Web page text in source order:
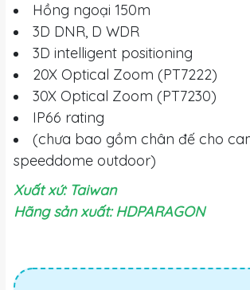
Hồng ngoại 150m
3D DNR, D WDR
3D intelligent positioning
20X Optical Zoom (PT7222)
30X Optical Zoom (PT7230)
IP66 rating
(chưa bao gồm chân đế cho
speeddome outdoor)
Xuất xứ: Taiwan
Hãng sản xuất: HDPARAGON